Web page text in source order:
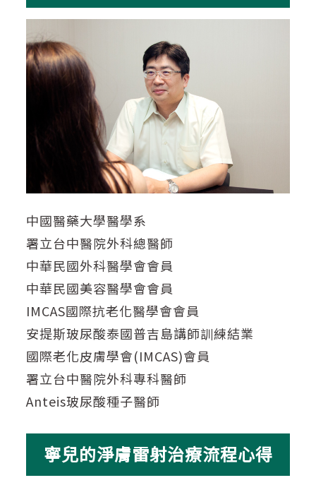
中國醫藥大學醫學系
署立台中醫院外科總醫師
中華民國外科醫學會會員
中華民國美容醫學會會員
IMCAS國際抗老化醫學會會員
安提斯玻尿酸泰國普吉島講師訓練結業
國際老化皮膚學會(IMCAS)會員
署立台中醫院外科專科醫師
Anteis玻尿酸種子醫師
寧兒的淨膚雷射治療流程心得